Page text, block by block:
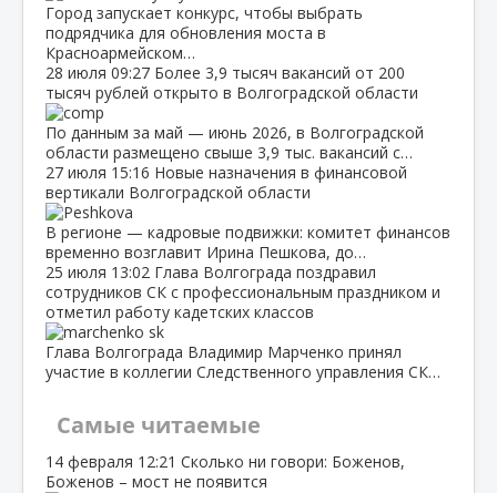
Город запускает конкурс, чтобы выбрать
подрядчика для обновления моста в
Красноармейском…
28 июля 09:27 Более 3,9 тысяч вакансий от 200
тысяч рублей открыто в Волгоградской области
По данным за май — июнь 2026, в Волгоградской
области размещено свыше 3,9 тыс. вакансий с…
27 июля 15:16 Новые назначения в финансовой
вертикали Волгоградской области
В регионе — кадровые подвижки: комитет финансов
временно возглавит Ирина Пешкова, до…
25 июля 13:02 Глава Волгограда поздравил
сотрудников СК с профессиональным праздником и
отметил работу кадетских классов
Глава Волгограда Владимир Марченко принял
участие в коллегии Следственного управления СК…
Самые читаемые
14 февраля 12:21 Сколько ни говори: Боженов,
Боженов – мост не появится